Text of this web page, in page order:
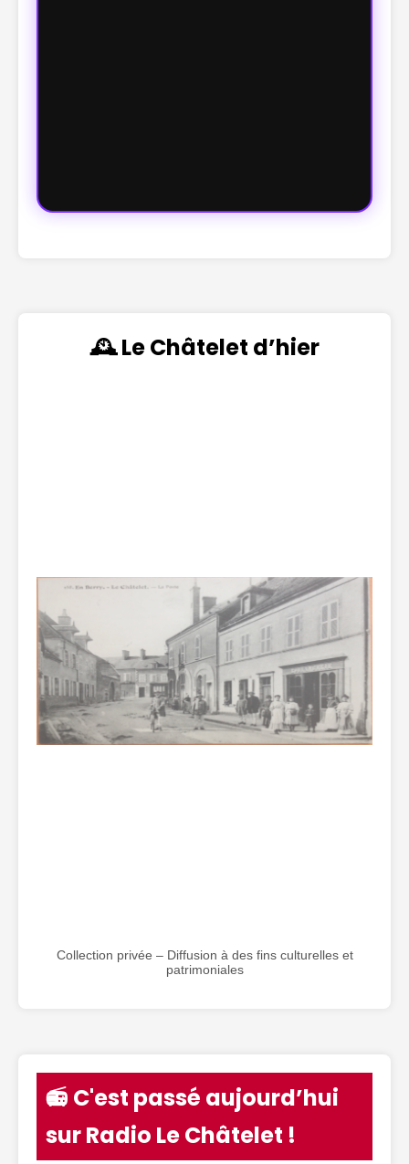
🕰️ Le Châtelet d’hier
Collection privée – Diffusion à des fins culturelles et
patrimoniales
📻 C'est passé aujourd’hui
sur Radio Le Châtelet !